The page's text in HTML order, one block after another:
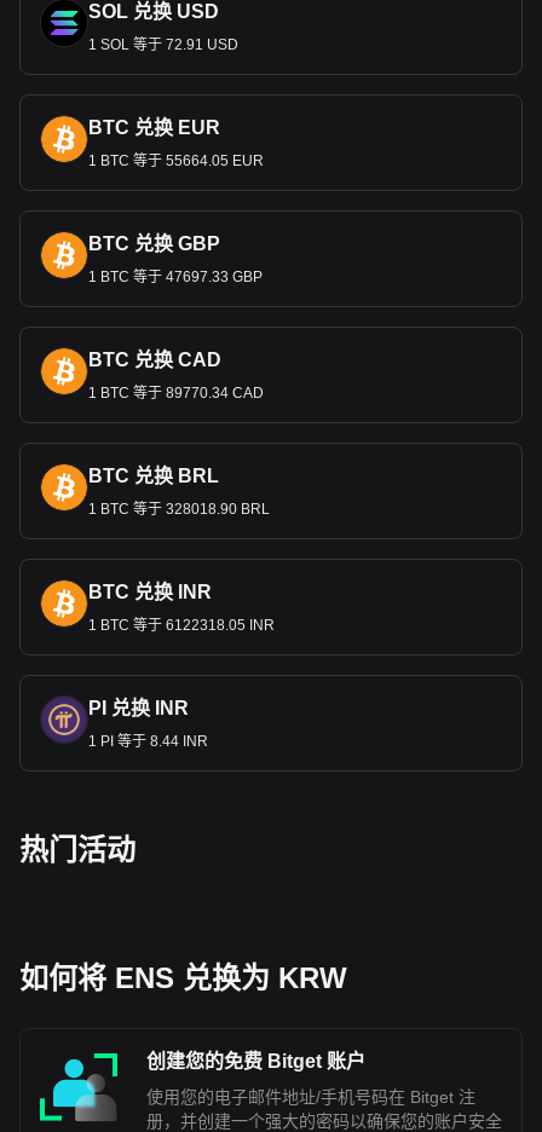
能直接反映其价值，因为货币价值是相对的，受各种经济因素
的影响。
朝鲜和韩国使用相同的货币吗？
不，朝鲜和韩国使用的不是同一种货币。虽然两国都使用一种
名为韩元的货币，但它们是由各自政府发行的截然不同的独立
货币。
●韩元（KRW）：韩国使用的货币是韩元，符号为₩。它由
韩国中央银行韩国银行发行。
●朝鲜圆（KPW）：朝鲜使用朝鲜圆，符号同样为
这两种货币不能互换，在国际货币市场上具有
征。
Bitget 加密货币与法币兑换数据显示，最受欢迎的
Ethereum Name Service 汇率对是ENS兑KRW，
Ethereum Name Service的货币代码是 ENS。立即使
用我们的加密货币计算器查看您的加密货币可以兑换
成多少KRW。
SOL 兑换 USD
1 SOL 等于 72.91 USD
BTC 兑换 EUR
1 BTC 等于 55664.05 EUR
BTC 兑换 GBP
1 BTC 等于 47697.33 GBP
BTC 兑换 CAD
1 BTC 等于 89770.34 CAD
BTC 兑换 BRL
1 BTC 等于 328018.90 BRL
BTC 兑换 INR
1 BTC 等于 6122318.05 INR
PI 兑换 INR
1 PI 等于 8.44 INR
热门活动
如何将 ENS 兑换为 KRW
创建您的免费 Bitget 账户
使用您的电子邮件地址/手机号码在 Bitget 注
册，并创建一个强大的密码以确保您的账户安全